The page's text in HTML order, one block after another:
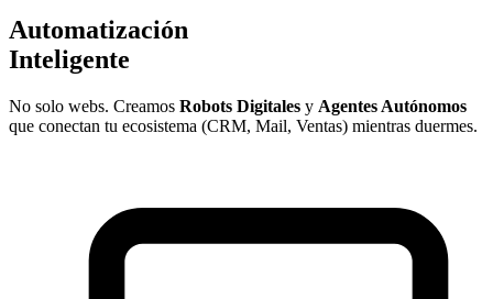
Automatización
Inteligente
No solo webs. Creamos Robots Digitales y Agentes Autónomos
que conectan tu ecosistema (CRM, Mail, Ventas) mientras duermes.